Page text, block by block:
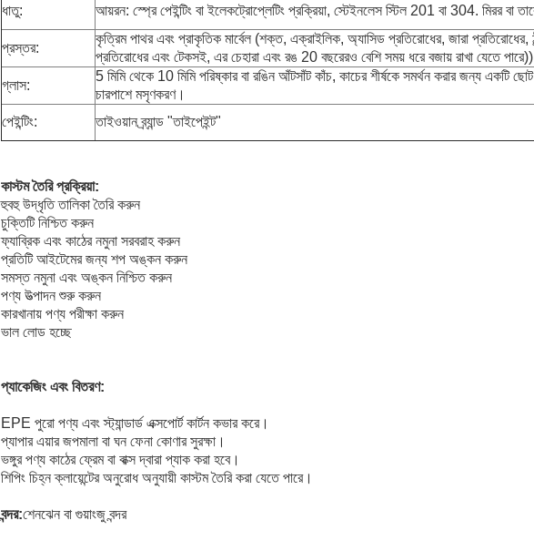
ধাতু: আয়রন: স্প্রে পেইন্টিং বা ইলেকট্রোপ্লেটিং প্রক্রিয়া, স্টেইনলেস স্টিল 201 বা 304. মিরর বা
প্রস্তর:
কৃত্রিম পাথর এবং প্রাকৃতিক মার্বেল (শক্ত, এক্রাইলিক, অ্যাসিড প্রতিরোধের, জারা প্রতিরোধের,
প্রতিরোধের এবং টেকসই, এর চেহারা এবং রঙ 20 বছরেরও বেশি সময় ধরে বজায় রাখা যেতে পারে))
গ্লাস:
5 মিমি থেকে 10 মিমি পরিষ্কার বা রঙিন আঁটসাঁট কাঁচ, কাচের শীর্ষকে সমর্থন করার জন্য একটি
চারপাশে মসৃণকরণ।
পেইন্টিং:
তাইওয়ান ব্র্যান্ড "তাইপেইন্ট"
কাস্টম তৈরি প্রক্রিয়া:
হুবহু উদ্ধৃতি তালিকা তৈরি করুন
চুক্তিটি নিশ্চিত করুন
ফ্যাব্রিক এবং কাঠের নমুনা সরবরাহ করুন
প্রতিটি আইটেমের জন্য শপ অঙ্কন করুন
সমস্ত নমুনা এবং অঙ্কন নিশ্চিত করুন
পণ্য উত্পাদন শুরু করুন
কারখানায় পণ্য পরীক্ষা করুন
ভাল লোড হচ্ছে
প্যাকেজিং এবং বিতরণ:
EPE পুরো পণ্য এবং স্ট্যান্ডার্ড এক্সপোর্ট কার্টন কভার করে।
প্যাপার এয়ার জপমালা বা ঘন ফেনা কোণার সুরক্ষা।
ভঙ্গুর পণ্য কাঠের ফ্রেম বা বাক্স দ্বারা প্যাক করা হবে।
শিপিং চিহ্ন ক্লায়েন্টের অনুরোধ অনুযায়ী কাস্টম তৈরি করা যেতে পারে।
বন্দর:শেনঝেন বা গুয়াংজু বন্দর